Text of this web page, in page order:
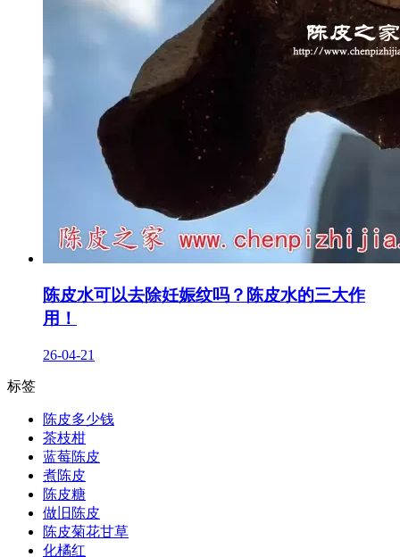
陈皮水可以去除妊娠纹吗？陈皮水的三大作
用！
26-04-21
标签
陈皮多少钱
茶枝柑
蓝莓陈皮
煮陈皮
陈皮糖
做旧陈皮
陈皮菊花甘草
化橘红